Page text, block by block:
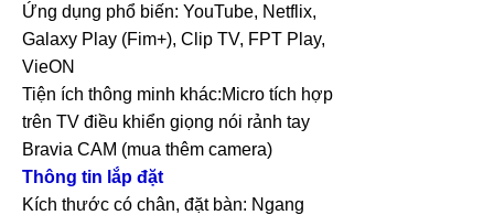
Ứng dụng phổ biến: YouTube, Netflix,
Galaxy Play (Fim+), Clip TV, FPT Play,
VieON
Tiện ích thông minh khác:Micro tích hợp
trên TV điều khiển giọng nói rảnh tay
Bravia CAM (mua thêm camera)
Thông tin lắp đặt
Kích thước có chân, đặt bàn: Ngang